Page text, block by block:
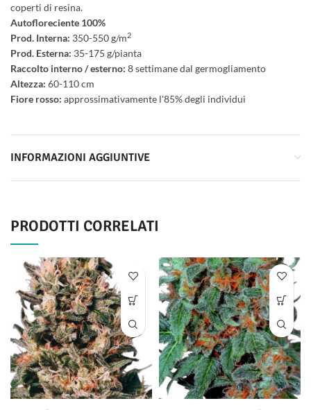
coperti di resina.
Autofloreciente 100%
Prod. Interna: 350-550 g/m2
Prod. Esterna: 35-175 g/pianta
Raccolto interno / esterno: 8 settimane dal germogliamento
Altezza: 60-110 cm
Fiore rosso: approssimativamente l’85% degli individui
INFORMAZIONI AGGIUNTIVE
PRODOTTI CORRELATI